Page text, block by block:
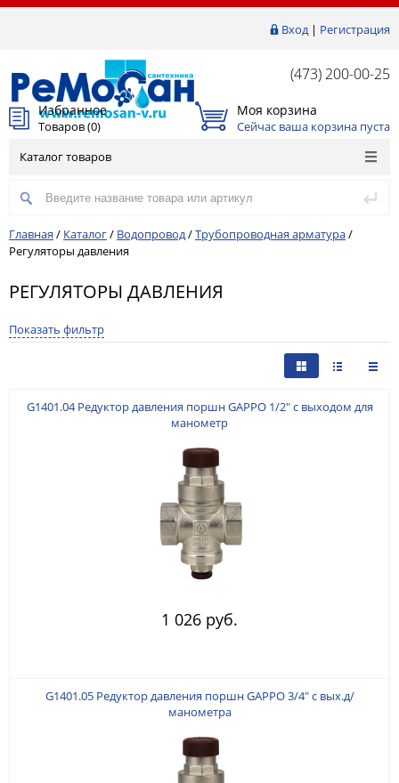
Вход| Регистрация
(473) 200-00-25
Избранное
Товаров (0)
Моя корзина
Сейчас ваша корзина пуста
Каталог товаров
Главная / Каталог/ Водопровод/Трубопроводная арматура/
Регуляторы давления
РЕГУЛЯТОРЫ ДАВЛЕНИЯ
Показать фильтр
G1401.04 Редуктор давления поршн GAPPO 1/2" с выходом для
манометр
1 026 руб.
G1401.05 Редуктор давления поршн GAPPO 3/4" с вых.д/
манометра